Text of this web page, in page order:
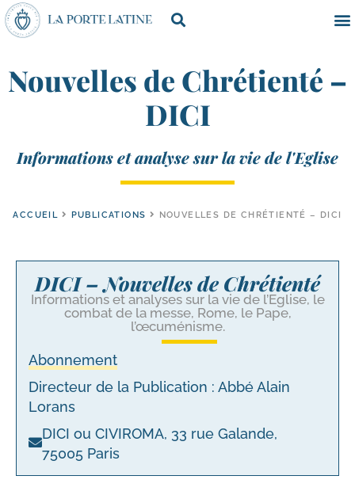
Nouvelles de Chrétienté –
DICI
Informations et analyse sur la vie de l'Eglise
ACCUEIL PUBLICATIONS NOUVELLES DE CHRÉTIENTÉ – DICI
DICI – Nouvelles de Chrétienté
Informations et ana­lyses sur la vie de l’Eglise, le
com­bat de la messe, Rome, le Pape,
l’œcuménisme.
Abonnement
Directeur de la Publication : Abbé Alain
Lorans
DICI ou CIVIROMA, 33 rue Galande,
75005 Paris